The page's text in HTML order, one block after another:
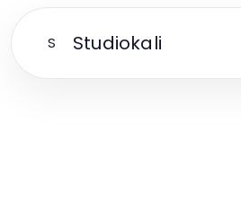
S Studiokali